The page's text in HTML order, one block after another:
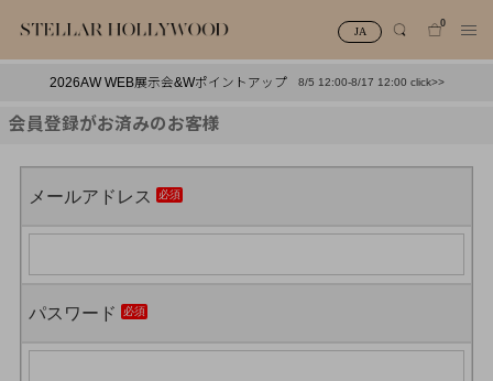
JA
0
2026AW WEB展示会&Wポイントアップ 8/5 12:00-8/17 12:00 click>>
会員登録がお済みのお客様
メールアドレス
パスワード